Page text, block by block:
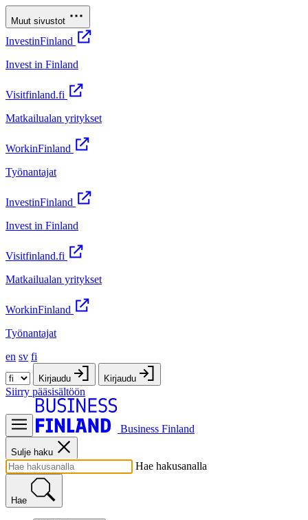
Muut sivustot
InvestinFinland
Invest in Finland
Visitfinland.fi
Matkailualan yritykset
WorkinFinland
Työnantajat
InvestinFinland
Invest in Finland
Visitfinland.fi
Matkailualan yritykset
WorkinFinland
Työnantajat
en sv fi
Kirjaudu Kirjaudu
Siirry pääsisältöön
Business Finland
Sulje haku
Hae hakusanalla
Hae